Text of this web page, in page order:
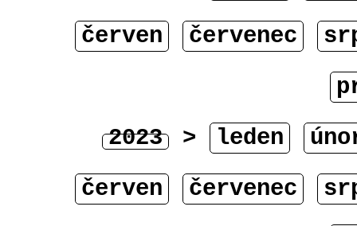
červen
červenec
2023 > leden
červen
červenec